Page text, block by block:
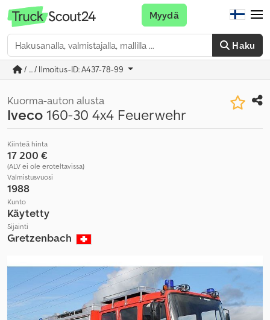
Haku
Myydä
/ ... / Ilmoitus-ID: A437-78-99
Kuorma-auton alusta
Iveco160-30 4x4 Feuerwehr
Kiinteä hinta
17 200 €
(ALV ei ole eroteltavissa)
Valmistusvuosi
1988
Kunto
Käytetty
Sijainti
Gretzenbach